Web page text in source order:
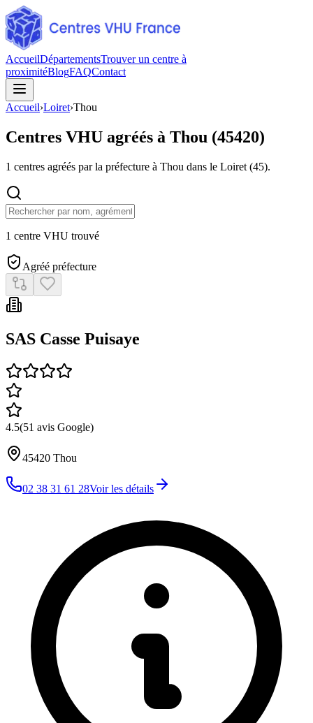
AccueilDépartementsTrouver un centre à
proximitéBlogFAQContact
Accueil›Loiret›Thou
Centres VHU agréés à Thou (45420)
1 centres agréés par la préfecture à Thou dans le Loiret (45).
1 centre VHU trouvé
Agréé préfecture
SAS Casse Puisaye
4.5(51 avis Google)
45420 Thou
02 38 31 61 28Voir les détails